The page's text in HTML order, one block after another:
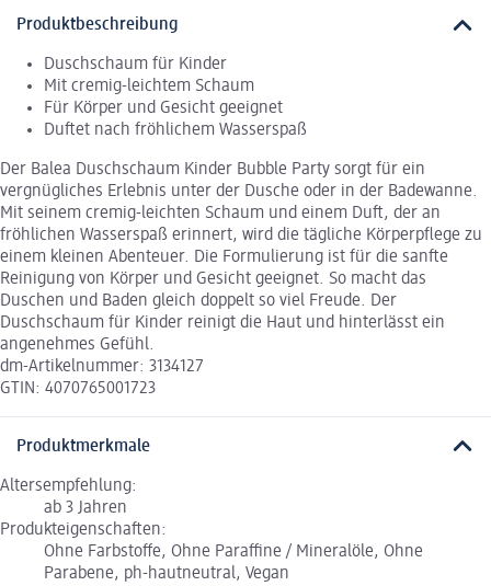
Produktbeschreibung
Duschschaum für Kinder
Mit cremig-leichtem Schaum
Für Körper und Gesicht geeignet
Duftet nach fröhlichem Wasserspaß
Der Balea Duschschaum Kinder Bubble Party sorgt für ein
vergnügliches Erlebnis unter der Dusche oder in der Badewanne.
Mit seinem cremig-leichten Schaum und einem Duft, der an
fröhlichen Wasserspaß erinnert, wird die tägliche Körperpflege zu
einem kleinen Abenteuer. Die Formulierung ist für die sanfte
Reinigung von Körper und Gesicht geeignet. So macht das
Duschen und Baden gleich doppelt so viel Freude. Der
Duschschaum für Kinder reinigt die Haut und hinterlässt ein
angenehmes Gefühl.
dm-Artikelnummer: 3134127
GTIN: 4070765001723
Produktmerkmale
Altersempfehlung:
ab 3 Jahren
Produkteigenschaften:
Ohne Farbstoffe, Ohne Paraffine / Mineralöle, Ohne
Parabene, ph-hautneutral, Vegan